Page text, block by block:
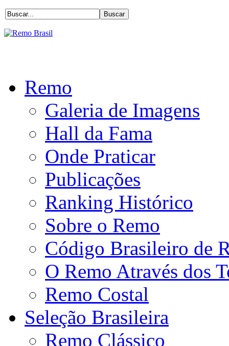
Remo
Galeria de Imagens
Hall da Fama
Onde Praticar
Publicações
Ranking Histórico
Sobre o Remo
Código Brasileiro de
O Remo Através dos
Remo Costal
Seleção Brasileira
Remo Clássico